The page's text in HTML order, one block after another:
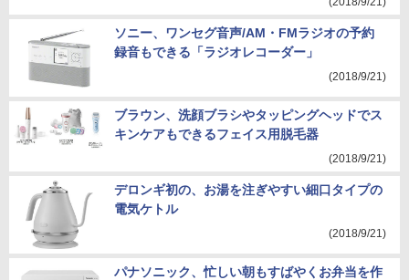
ソニー、ワンセグ音声/AM・FMラジオの予約
録音もできる「ラジオレコーダー」
(2018/9/21)
ブラウン、洗顔ブラシやタッピングヘッドでス
キンケアもできるフェイス用脱毛器
(2018/9/21)
デロンギ初の、お湯を注ぎやすい細口タイプの
電気ケトル
(2018/9/21)
パナソニック、忙しい朝もすばやくお弁当を作